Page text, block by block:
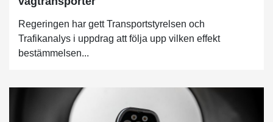
Regeringen har gett Transportstyrelsen och
Trafikanalys i uppdrag att följa upp vilken effekt
bestämmelsen...